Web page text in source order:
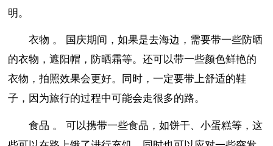
明。
衣物 。 国庆期间，如果是去海边，需要带一些防晒
的衣物，遮阳帽，防晒霜等。还可以带一些颜色鲜艳的
衣物，拍照效果会更好。同时，一定要带上舒适的鞋
子，因为旅行的过程中可能会走很多的路。
食品 。 可以携带一些食品，如饼干、小蛋糕等，这